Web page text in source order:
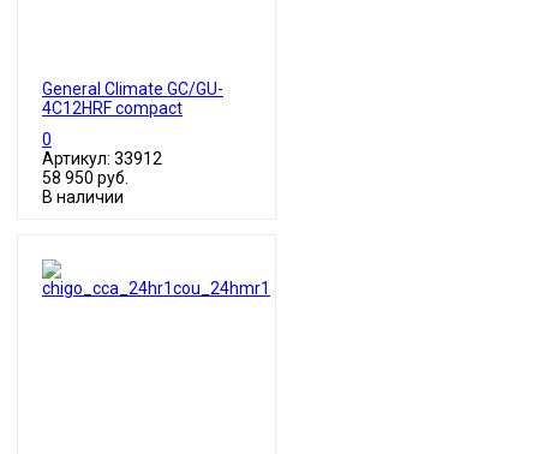
General Climate GC/GU-
4C12HRF compact
0
Артикул: 33912
58 950 руб.
В наличии